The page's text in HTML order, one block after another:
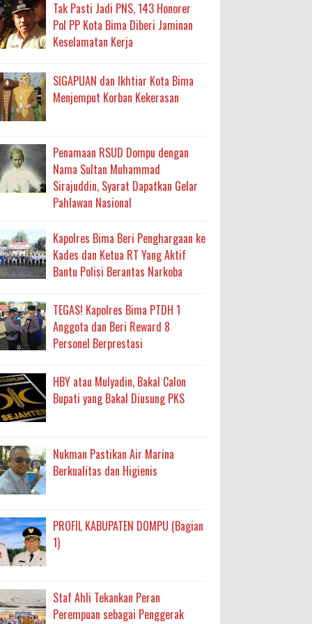
Layanan Berjalan Bertahap
Bantuan BSPS
2027 ke BPJN NTB
Pelaksanaan APBD Kota Bima
Kepercayaan Rakyat Landasan Utama
Air Bersih
Siap Edar
Tak Pasti Jadi PNS, 143 Honorer
Pol PP Kota Bima Diberi Jaminan
Keselamatan Kerja
SIGAPUAN dan Ikhtiar Kota Bima
Menjemput Korban Kekerasan
Penamaan RSUD Dompu dengan
Nama Sultan Muhammad
Sirajuddin, Syarat Dapatkan Gelar
Pahlawan Nasional
Kapolres Bima Beri Penghargaan ke
Kades dan Ketua RT Yang Aktif
Bantu Polisi Berantas Narkoba
TEGAS! Kapolres Bima PTDH 1
Anggota dan Beri Reward 8
Personel Berprestasi
HBY atau Mulyadin, Bakal Calon
Bupati yang Bakal Diusung PKS
Nukman Pastikan Air Marina
Berkualitas dan Higienis
PROFIL KABUPATEN DOMPU (Bagian
1)
Staf Ahli Tekankan Peran
Perempuan sebagai Penggerak